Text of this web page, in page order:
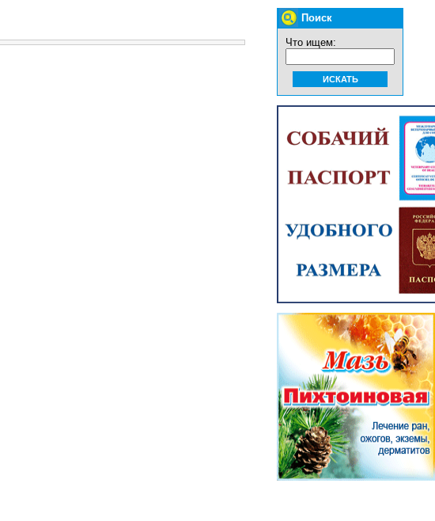
Поиск
Что ищем: